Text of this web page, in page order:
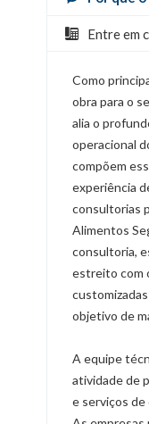
Entre em
Como
obra para o
alia o
operacional
compõem
experiência
consultorias
Alimentos
consultoria,
estreito com
objetivo de
A equipe
atividade de
e serviços